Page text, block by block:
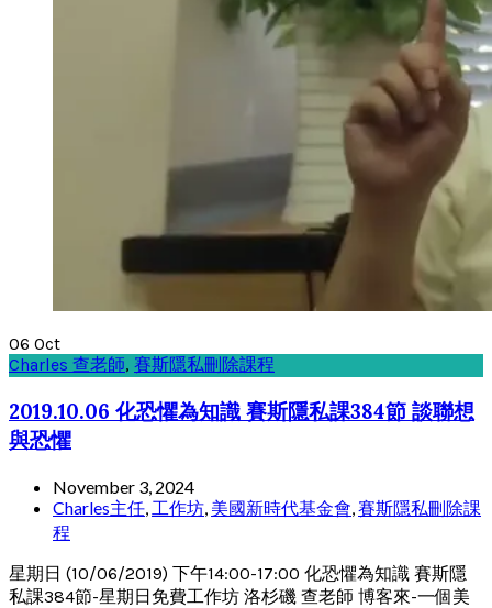
06 Oct
Charles 查老師, 賽斯隱私刪除課程
2019.10.06 化恐懼為知識 賽斯隱私課384節 談聯想
與恐懼
November 3, 2024
Charles主任 工作坊 美國新時代基金會 賽斯隱私刪除課
程
星期日 (10/06/2019) 下午14:00-17:00 化恐懼為知識 賽斯隱
私課384節-星期日免費工作坊 洛杉磯 查老師 博客來-一個美